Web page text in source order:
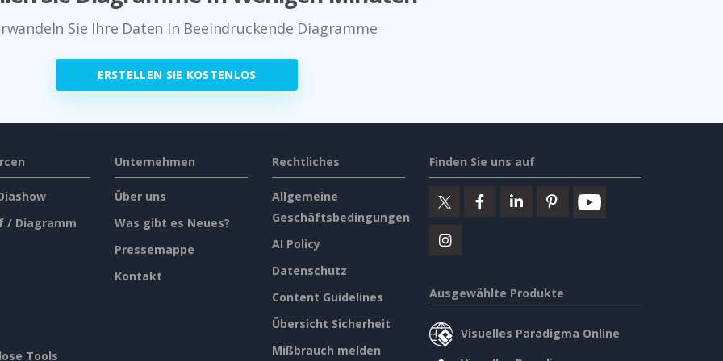
Sie Ihre Daten In Beeindruckende Diagramme
ERSTELLEN SIE KOSTENLOS
/ Diagramm
Tools
Unternehmen
Über uns
Was gibt es Neues?
Pressemappe
Kontakt
Rechtliches
Allgemeine
Geschäftsbedingungen
AI Policy
Datenschutz
Content Guidelines
Übersicht Sicherheit
Mißbrauch melden
Finden Sie uns auf
Ausgewählte Produkte
Visuelles Paradigma Online